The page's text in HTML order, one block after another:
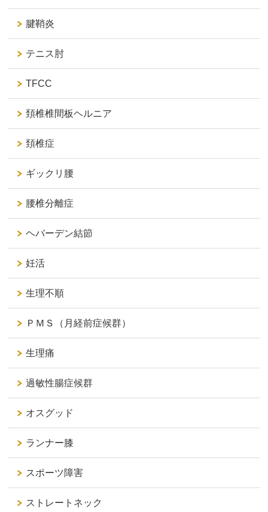
腱鞘炎
テニス肘
TFCC
頚椎椎間板ヘルニア
頚椎症
ギックリ腰
腰椎分離症
ヘバーデン結節
妊活
生理不順
ＰＭＳ（月経前症候群）
生理痛
過敏性腸症候群
オスグッド
ランナー膝
スポーツ障害
ストレートネック